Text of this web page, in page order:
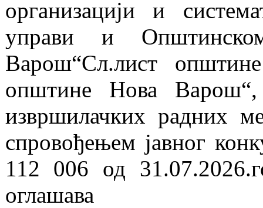
организацији и
управи и
Варош“Сл.лист
општине Нова
извршилачких радних
спровођењем јавног
112 006 од
оглашава